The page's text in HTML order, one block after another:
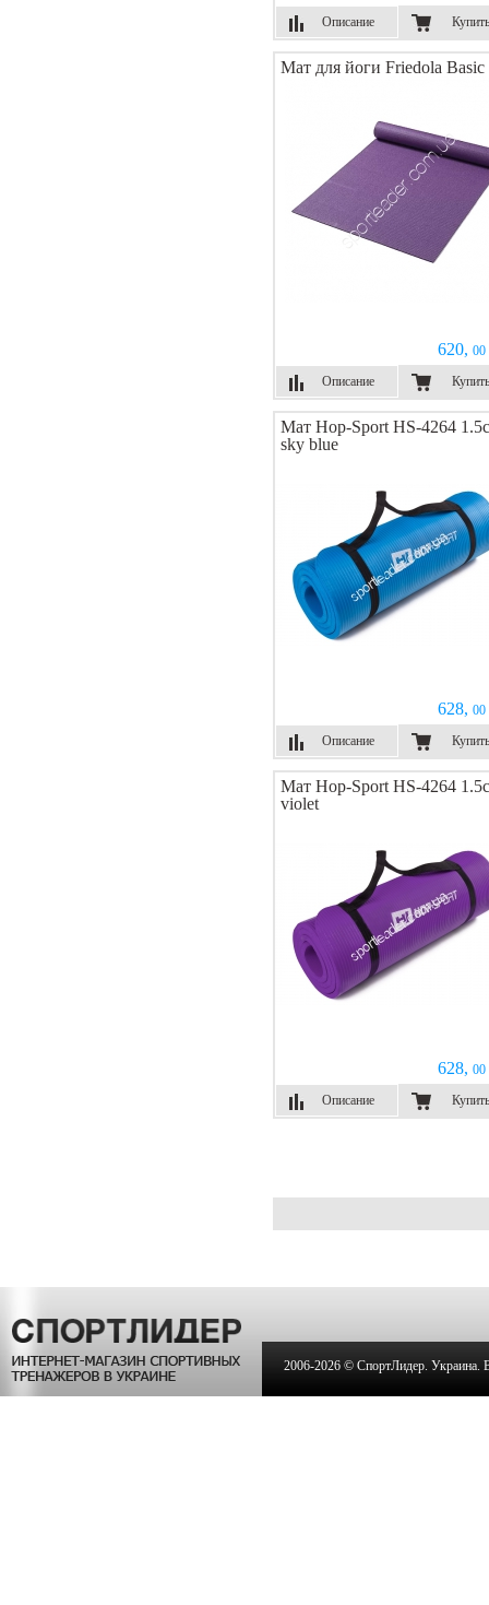
Описание
Купить
Мат для йоги Friedola Basic
620, 00
Описание
Купить
Мат Hop-Sport HS-4264
sky blue
628, 00
Описание
Купить
Мат Hop-Sport HS-4264
violet
628, 00
Описание
Купить
2006-2026 © СпортЛидер. Украина.